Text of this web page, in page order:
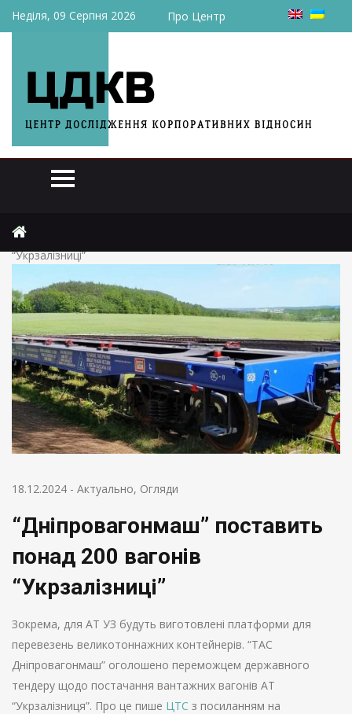
Неділя, 09 Серпня 2026 Про Центр
“Дніпровагонмаш” поставить понад 200 вагонів
“Укрзалізниці”
18.12.2024 - Актуально, Огляди
“Дніпровагонмаш” поставить
понад 200 вагонів
“Укрзалізниці”
Зокрема, для АТ УЗ будуть виготовлені платформи для
перевезень великотоннажних контейнерів. “ТАС
Дніпровагонмаш” оголошено переможцем державного
тендеру щодо постачання вантажних вагонів АТ
“Укрзалізниця”. Про це пише ЦТС з посиланням на